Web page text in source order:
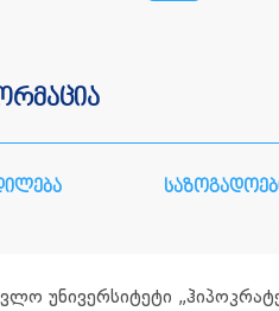
უნივერსიტეტი